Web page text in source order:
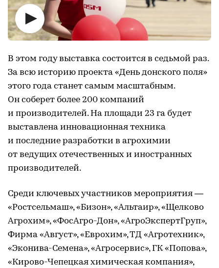
В этом году выставка состоится в седьмой раз.
За всю историю проекта «День донского поля»
этого года станет самым масштабным.
Он соберет более 200 компаний
и производителей. На площади 23 га будет
выставлена инновационная техника
и последние разработки в агрохимии
от ведущих отечественных и иностранных
производителей.
Среди ключевых участников мероприятия —
«Ростсельмаш», «Бизон», «Альтаир», «Щелково
Агрохим», «ФосАгро-Дон», «АгроЭкспертГруп»,
Фирма «Август», «Еврохим», ТД «Агротехник»,
«Эконива-Семена», «Агросервис», ГК «Попова»,
«Кирово-Чепецкая химическая компания»,